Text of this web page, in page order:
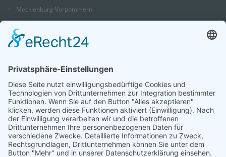
Mecklenburg-Vorpommern
Niedersachsen
Nordrhein-Westfalen
Saarland
Sachsen
Sachsen-Anhalt
Schleswig-Holstein
Thüringen